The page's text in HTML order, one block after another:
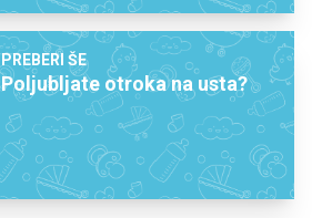
PREBERI ŠE
Poljubljate otroka na usta?